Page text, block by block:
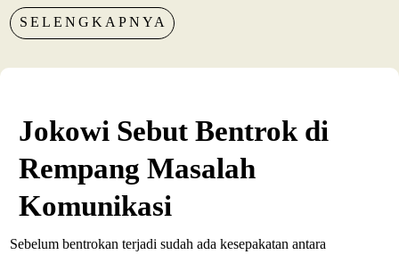
SELENGKAPNYA
Jokowi Sebut Bentrok di
Rempang Masalah
Komunikasi
Sebelum bentrokan terjadi sudah ada kesepakatan antara